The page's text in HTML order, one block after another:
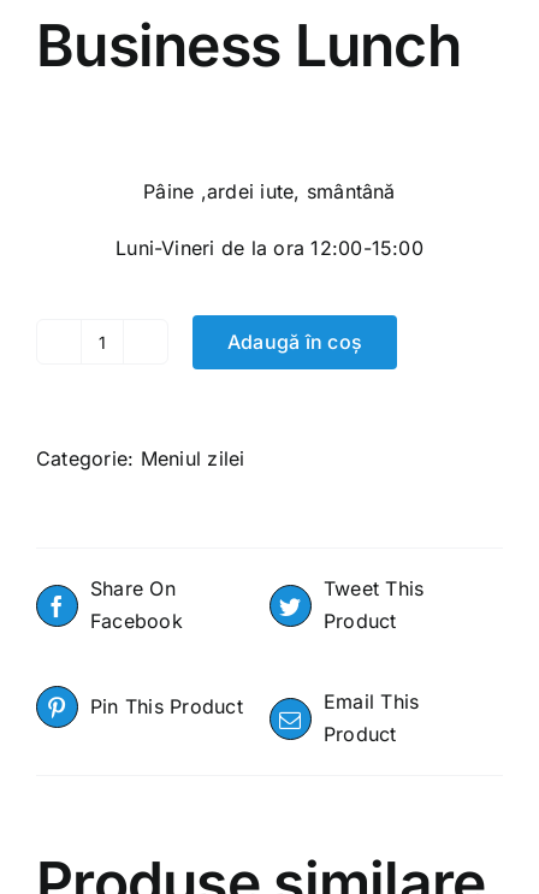
Business Lunch
Pâine ,ardei iute, smântână
Luni-Vineri de la ora 12:00-15:00
Cantitate
Adaugă în coș
Categorie: Meniul zilei
Share On
Facebook
Tweet This
Product
Pin This Product
Email This
Product